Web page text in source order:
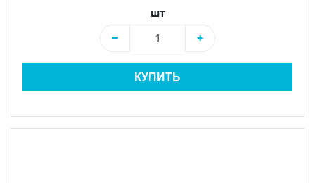
шт
−
+
КУПИТЬ